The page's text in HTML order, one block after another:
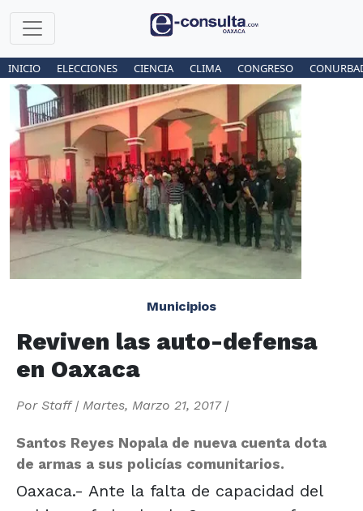
INICIO ELECCIONES CIENCIA CLIMA CONGRESO
Municipios
Reviven las auto-defensa
en Oaxaca
Por Staff| Martes, Marzo 21, 2017|
Santos Reyes Nopala de nueva cuenta dota
de armas a sus policías comunitarios.
Oaxaca.- Ante la falta de capacidad del